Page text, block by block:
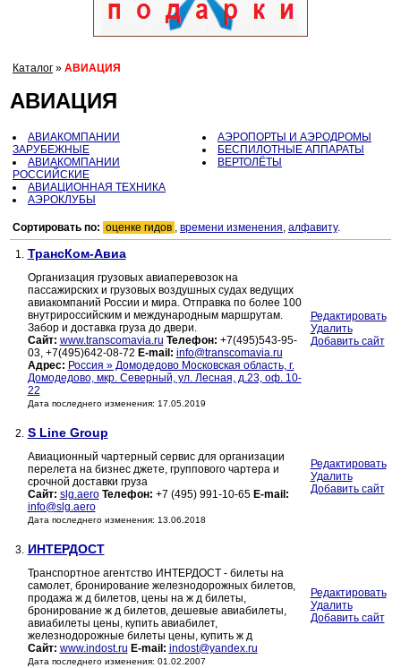
Каталог » АВИАЦИЯ
АВИАЦИЯ
АВИАКОМПАНИИ
ЗАРУБЕЖНЫЕ
АВИАКОМПАНИИ
РОССИЙСКИЕ
АВИАЦИОННАЯ ТЕХНИКА
АЭРОКЛУБЫ
АЭРОПОРТЫ И АЭРОДРОМЫ
БЕСПИЛОТНЫЕ АППАРАТЫ
ВЕРТОЛЁТЫ
Сортировать по: оценке гидов , времени изменения, алфавиту.
1. ТрансКом-Авиа
Организация грузовых авиаперевозок на
пассажирских и грузовых воздушных судах ведущих
авиакомпаний России и мира. Отправка по более 100
внутрироссийским и международным маршрутам.
Забор и доставка груза до двери.
Сайт: www.transcomavia.ru Телефон: +7(495)543-95-
03, +7(495)642-08-72 E-mail: info@transcomavia.ru
Адрес: Россия » Домодедово Московская область, г.
Домодедово, мкр. Северный, ул. Лесная, д.23, оф. 10-
22
Дата последнего изменения: 17.05.2019
Редактировать
Удалить
Добавить сайт
2. S Line Group
Авиационный чартерный сервис для организации
перелета на бизнес джете, группового чартера и
срочной доставки груза
Сайт: slg.aero Телефон: +7 (495) 991-10-65 E-mail:
info@slg.aero
Дата последнего изменения: 13.06.2018
Редактировать
Удалить
Добавить сайт
3. ИНТЕРДОСТ
Транспортное агентство ИНТЕРДОСТ - билеты на
самолет, бронирование железнодорожных билетов,
продажа ж д билетов, цены на ж д билеты,
бронирование ж д билетов, дешевые авиабилеты,
авиабилеты цены, купить авиабилет,
железнодорожные билеты цены, купить ж д
Сайт: www.indost.ru E-mail: indost@yandex.ru
Дата последнего изменения: 01.02.2007
Редактировать
Удалить
Добавить сайт